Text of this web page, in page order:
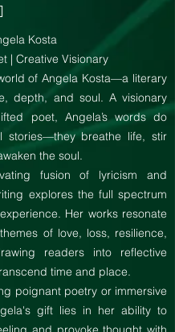
Kosta
| Creative Visionary
of Angela Kosta—a literary
depth, and soul. A visionary
poet, Angela’s words do
stories—they breathe life, stir
the soul.
fusion of lyricism and
explores the full spectrum
Her works resonate
of love, loss, resilience,
readers into reflective
time and place.
poignant poetry or immersive
gift lies in her ability to